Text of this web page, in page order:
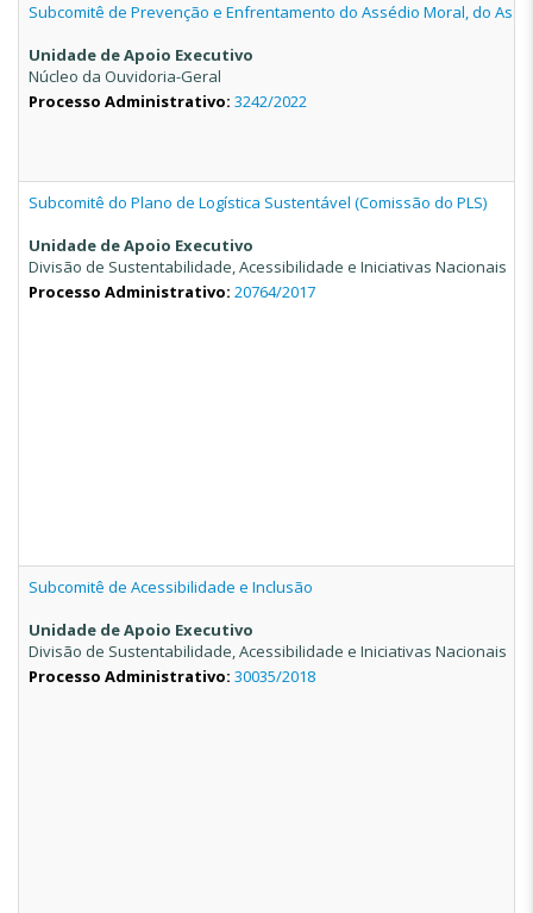
Subcomitê de Prevenção e Enfrentamento do Assédio Moral, do
Unidade de Apoio Executivo
Núcleo da Ouvidoria-Geral
Processo Administrativo: 3242/2022
Subcomitê do Plano de Logística Sustentável (Comissão do PLS)
Unidade de Apoio Executivo
Divisão de Sustentabilidade, Acessibilidade e Iniciativas Nacionais
Processo Administrativo: 20764/2017
Subcomitê de Acessibilidade e Inclusão
Unidade de Apoio Executivo
Divisão de Sustentabilidade, Acessibilidade e Iniciativas Nacionais
Processo Administrativo: 30035/2018